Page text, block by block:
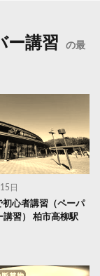
ー講習 の最
日
初心者講習（ペーパ
講習） 柏市高柳駅